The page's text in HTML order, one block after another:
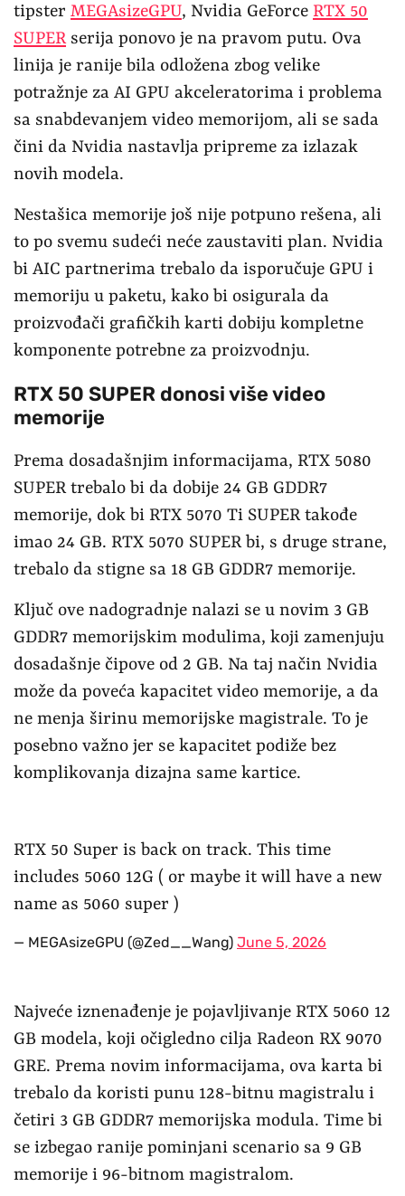
tipster MEGAsizeGPU, Nvidia GeForce RTX 50
SUPERserija ponovo je na pravom putu. Ova
linija je ranije bila odložena zbog velike
potražnje za AI GPU akceleratorima i problema
sa snabdevanjem video memorijom, ali se sada
čini da Nvidia nastavlja pripreme za izlazak
novih modela.
Nestašica memorije još nije potpuno rešena, ali
to po svemu sudeći neće zaustaviti plan. Nvidia
bi AIC partnerima trebalo da isporučuje GPU i
memoriju u paketu, kako bi osigurala da
proizvođači grafičkih karti dobiju kompletne
komponente potrebne za proizvodnju.
RTX 50 SUPER donosi više video
memorije
Prema dosadašnjim informacijama, RTX 5080
SUPER trebalo bi da dobije 24 GB GDDR7
memorije, dok bi RTX 5070 Ti SUPER takođe
imao 24 GB. RTX 5070 SUPER bi, s druge strane,
trebalo da stigne sa 18 GB GDDR7 memorije.
Ključ ove nadogradnje nalazi se u novim 3 GB
GDDR7 memorijskim modulima, koji zamenjuju
dosadašnje čipove od 2 GB. Na taj način Nvidia
može da poveća kapacitet video memorije, a da
ne menja širinu memorijske magistrale. To je
posebno važno jer se kapacitet podiže bez
komplikovanja dizajna same kartice.
RTX 50 Super is back on track. This time
includes 5060 12G ( or maybe it will have a new
name as 5060 super )
— MEGAsizeGPU (@Zed__Wang) June 5, 2026
Najveće iznenađenje je pojavljivanje RTX 5060 12
GB modela, koji očigledno cilja Radeon RX 9070
GRE. Prema novim informacijama, ova karta bi
trebalo da koristi punu 128-bitnu magistralu i
četiri 3 GB GDDR7 memorijska modula. Time bi
se izbegao ranije pominjani scenario sa 9 GB
memorije i 96-bitnom magistralom.